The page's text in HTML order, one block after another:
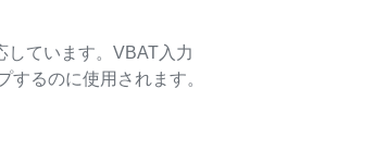
ています。VBAT入力
るのに使用されます。